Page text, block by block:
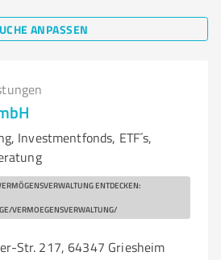
ANPASSEN
Investmentfonds, ETF´s,
ENTDECKEN:
VERMOEGENSVERWALTUNG/
Str. 217, 64347 Griesheim